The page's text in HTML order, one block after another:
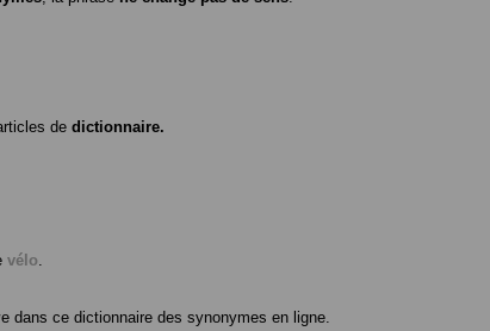
de dictionnaire.
vélo
dans ce dictionnaire des synonymes en ligne.